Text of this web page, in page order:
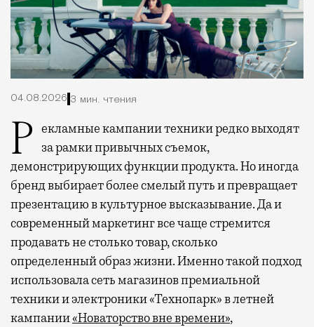
04.08.2026 3 мин. чтения
Рекламные кампании техники редко выходят
за рамки привычных съемок,
демонстрирующих функции продукта. Но иногда
бренд выбирает более смелый путь и превращает
презентацию в культурное высказывание. Да и
современный маркетинг все чаще стремится
продавать не столько товар, сколько
определенный образ жизни. Именно такой подход
использовала сеть магазинов премиальной
техники и электроники «Технопарк» в летней
кампании«Новаторство вне времени»,